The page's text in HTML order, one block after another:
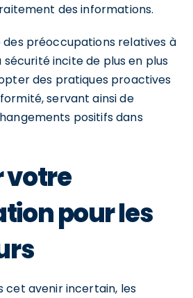
des informations.
des préoccupations relatives à
incite de plus en plus
des pratiques proactives
servant ainsi de
positifs dans
votre
pour les
cet avenir incertain, les